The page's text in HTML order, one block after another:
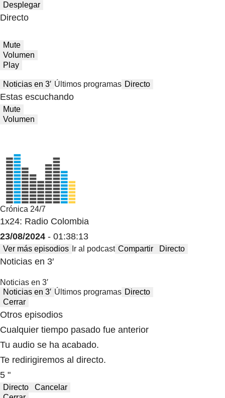
Desplegar
Directo
Mute
Volumen
Play
Noticias en 3′ Últimos programas Directo
Estas escuchando
Mute
Volumen
Crónica 24/7
1x24: Radio Colombia
23/08/2024 - 01:38:13
Ver más episodios Ir al podcast Compartir Directo
Noticias en 3′
Noticias en 3′
Noticias en 3′ Últimos programas Directo
Cerrar
Otros episodios
Cualquier tiempo pasado fue anterior
Tu audio se ha acabado.
Te redirigiremos al directo.
5 "
Directo
Cancelar